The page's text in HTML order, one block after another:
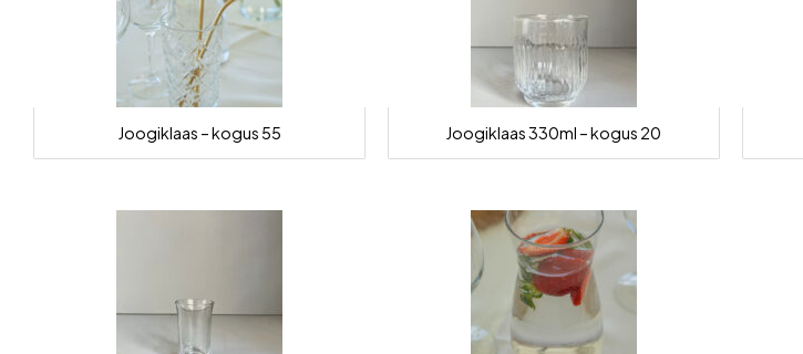
Joogiklaas – kogus 55 Joogiklaas 330ml – kogus 20